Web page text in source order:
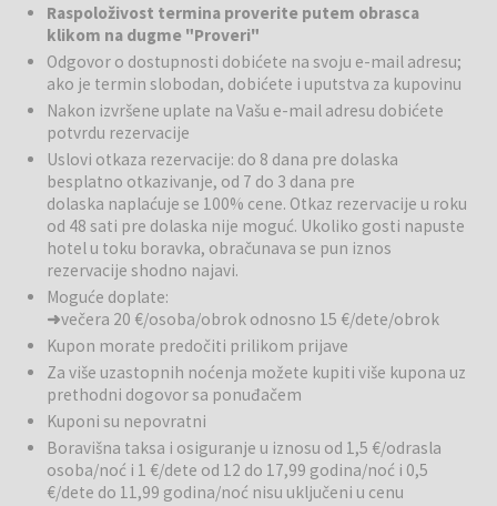
odličan izbor za parove, pojedince i manje porodice koje žele
opušten odmor na crnogorskom primorju.
Restorani:Hotel nudi kontinentalni doručak koji gostima
obezbeđuje prijatan početak dana. U blizini hotela nalaze se brojni
restorani, barovi i kafići gde gosti mogu probati lokalne crnogorske
specijalitete i međunarodnu kuhinju.
Ostale usluge:Gostima su na raspolaganju besplatno privatno
parkiralište, bežični internet i mogućnost aerodromskog prevoza uz
doplatu. Hotel nudi i prijatne zajedničke prostore i ljubazno hotelsko
osoblje koje obezbeđuje prijatan boravak gostiju.
Okolina:Hotel se nalazi oko 12 minuta hoda od plaže gde gosti
mogu uživati u sunčanju, kupanju i različitim vodenim aktivnostima. U
blizini se nalaze brojna šetališta, prodavnice, restorani i zabavni
sadržaji. Lokacija hotela omogućava lak pristup popularnim
turističkim znamenitostima i rekreativnim centrima.
Budvaje jedno od najpoznatijih turističkih mesta na crnogorskom
Raspoloživost termina proverite putem obrasca
klikom na dugme "Proveri"
Odgovor o dostupnosti dobićete na svoju e-mail adresu;
ako je termin slobodan, dobićete i uputstva za kupovinu
Nakon izvršene uplate na Vašu e-mail adresu dobićete
potvrdu rezervacije
Uslovi otkaza rezervacije: do 8 dana pre dolaska
besplatno otkazivanje, od 7 do 3 dana pre
dolaska naplaćuje se 100% cene. Otkaz rezervacije u roku
od 48 sati pre dolaska nije moguć. Ukoliko gosti napuste
hotel u toku boravka, obračunava se pun iznos
rezervacije shodno najavi.
Moguće doplate:
➜večera 20 €/osoba/obrok odnosno 15 €/dete/obrok
Kupon morate predočiti prilikom prijave
Za više uzastopnih noćenja možete kupiti više kupona uz
prethodni dogovor sa ponuđačem
Kuponi su nepovratni
Boravišna taksa i osiguranje u iznosu od 1,5 €/odrasla
osoba/noć i 1 €/dete od 12 do 17,99 godina/noć i 0,5
€/dete do 11,99 godina/noć nisu uključeni u cenu